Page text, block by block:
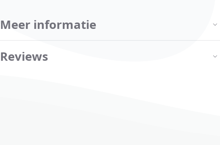
Meer informatie
Reviews